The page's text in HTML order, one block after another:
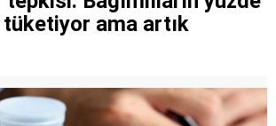
tüketiyor ama artık